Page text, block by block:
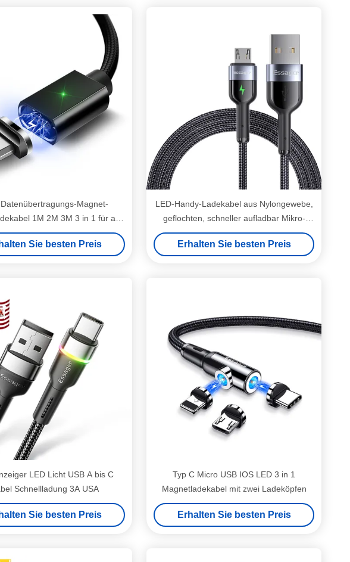
Magnet-
1M 2M 3M 3 in 1 für alle
Schnittstellen-Geräte
Sie besten Preis
LED-Handy-Ladekabel aus Nylongewebe,
geflochten, schneller aufladbar Mikro-
USB-Datenkabel 0,5 M 1 M 2 M
Erhalten Sie besten Preis
LED Licht USB A bis C
Schnellladung 3A USA
Sie besten Preis
Typ C Micro USB IOS LED 3 in 1
Magnetladekabel mit zwei Ladeköpfen
Erhalten Sie besten Preis